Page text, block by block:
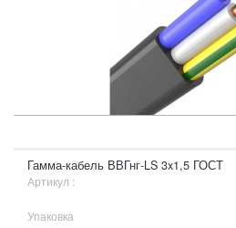
Гамма-кабель ВВГнг-LS 3x1,5 ГОСТ
Артикул :
Упаковка